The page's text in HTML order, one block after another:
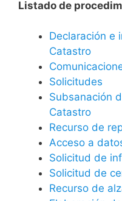
Listado de
Declaración e
Catastro
Solicitudes
Subsanación
Catastro
Recurso de
Acceso a
Solicitud de
Solicitud de
Recurso de